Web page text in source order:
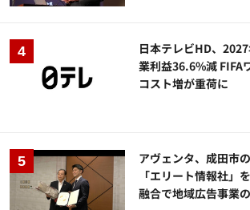
日本テレビHD、
業利益36.6%減 FIFA
コスト増が重荷に
アヴェンタ、成田市
「エリート情報社
融合で地域広告事業